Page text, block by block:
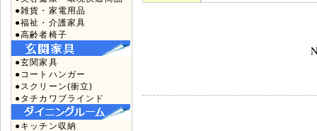
●雑貨・家電用品
●福祉・介護家具
●高齢者椅子
●玄関家具
●コートハンガー
●スクリーン(衝立)
●タチカワブラインド
●キッチン収納